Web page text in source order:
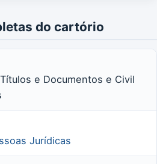
do cartório
e Documentos e Civil
Jurídicas